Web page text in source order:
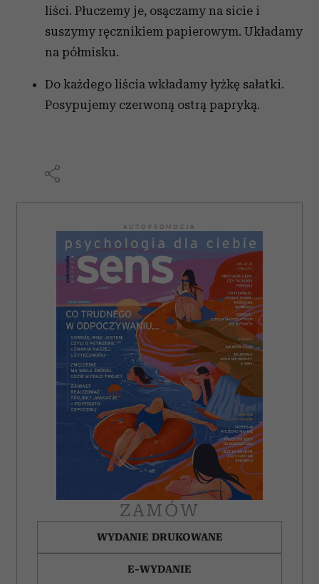
korzystasz z naszej witryny, udostępniamy partnerom
społecznościowym, reklamowym i analitycznym.
Partnerzy mogą połączyć te informacje z innymi danymi
otrzymanymi od Ciebie lub uzyskanymi podczas
korzystania z ich usług.
liści. Płuczemy je, osączamy na sicie i
suszymy ręcznikiem papierowym. Układamy
na półmisku.
Do każdego liścia wkładamy łyżkę sałatki.
Posypujemy czerwoną ostrą papryką.
AUTOPROMOCJA
ZAMÓW
WYDANIE DRUKOWANE
E-WYDANIE